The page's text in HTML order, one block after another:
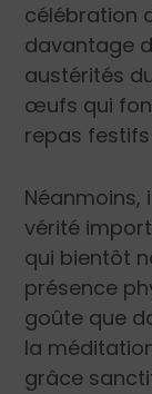
célébration
davantage
austérités
œufs qui
repas
Néanmoins,
vérité
qui bientôt
présence
goûte que
la
grâce